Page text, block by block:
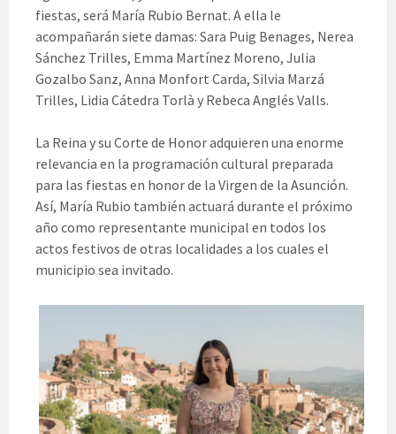
fiestas, será María Rubio Bernat. A ella le
acompañarán siete damas: Sara Puig Benages, Nerea
Sánchez Trilles, Emma Martínez Moreno, Julia
Gozalbo Sanz, Anna Monfort Carda, Silvia Marzá
Trilles, Lidia Cátedra Torlà y Rebeca Anglés Valls.
La Reina y su Corte de Honor adquieren una enorme
relevancia en la programación cultural preparada
para las fiestas en honor de la Virgen de la Asunción.
Así, María Rubio también actuará durante el próximo
año como representante municipal en todos los
actos festivos de otras localidades a los cuales el
municipio sea invitado.